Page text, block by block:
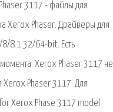
3117 - файлы для
Xerox Phaser. Драйверы для
8.1 32/64-bit. Есть
Xerox Phaser 3117 не
Xerox Phaser 3117: Для
Xerox Phase 3117 model